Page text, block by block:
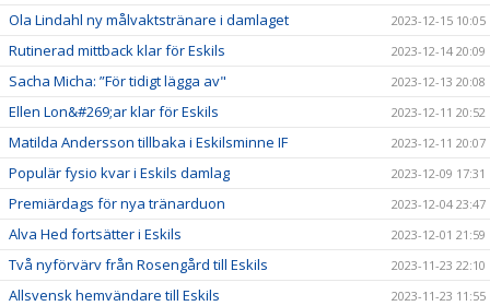
Ola Lindahl ny målvaktstränare i damlaget 2023-12-15 10:05
Rutinerad mittback klar för Eskils 2023-12-14 20:09
Sacha Micha: ”För tidigt lägga av" 2023-12-13 20:08
Ellen Lon&#269;ar klar för Eskils 2023-12-11 20:52
Matilda Andersson tillbaka i Eskilsminne IF 2023-12-11 20:07
Populär fysio kvar i Eskils damlag 2023-12-09 17:31
Premiärdags för nya tränarduon 2023-12-04 23:47
Alva Hed fortsätter i Eskils 2023-12-01 21:59
Två nyförvärv från Rosengård till Eskils 2023-11-23 22:10
Allsvensk hemvändare till Eskils 2023-11-23 11:55